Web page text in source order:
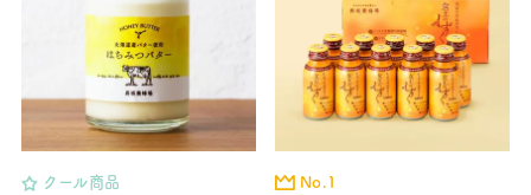
クール商品 No.1